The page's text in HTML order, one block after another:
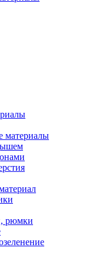
материалы
рюмки